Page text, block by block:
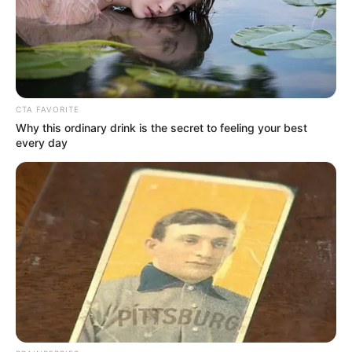
Letérdelt Max mellé, és remegő kézzel átölelte a kutyát.
– Sajnálom… – suttogta. – Te próbáltad megmenteni őt végig.
Max csendesen hozzábújt.
CTA FAVORITE
Why this ordinary drink is the secret to feeling your best
every day